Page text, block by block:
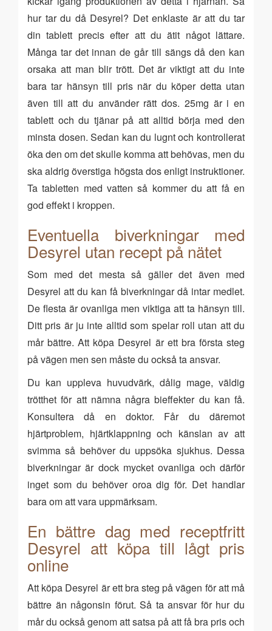
hur tar du då Desyrel? Det enklaste är att du tar
din tablett precis efter att du ätit något lättare.
Många tar det innan de går till sängs då den kan
orsaka att man blir trött. Det är viktigt att du inte
bara tar hänsyn till pris när du köper detta utan
även till att du använder rätt dos. 25mg är i en
tablett och du tjänar på att alltid börja med den
minsta dosen. Sedan kan du lugnt och kontrollerat
öka den om det skulle komma att behövas, men du
ska aldrig överstiga högsta dos enligt instruktioner.
Ta tabletten med vatten så kommer du att få en
god effekt i kroppen.
Eventuella biverkningar med
Desyrel utan recept på nätet
Som med det mesta så gäller det även med
Desyrel att du kan få biverkningar då intar medlet.
De flesta är ovanliga men viktiga att ta hänsyn till.
Ditt pris är ju inte alltid som spelar roll utan att du
mår bättre. Att köpa Desyrel är ett bra första steg
på vägen men sen måste du också ta ansvar.
Du kan uppleva huvudvärk, dålig mage, väldig
trötthet för att nämna några bieffekter du kan få.
Konsultera då en doktor. Får du däremot
hjärtproblem, hjärtklappning och känslan av att
svimma så behöver du uppsöka sjukhus. Dessa
biverkningar är dock mycket ovanliga och därför
inget som du behöver oroa dig för. Det handlar
bara om att vara uppmärksam.
En bättre dag med receptfritt
Desyrel att köpa till lågt pris
online
Att köpa Desyrel är ett bra steg på vägen för att må
bättre än någonsin förut. Så ta ansvar för hur du
mår du också genom att satsa på att få bra pris och